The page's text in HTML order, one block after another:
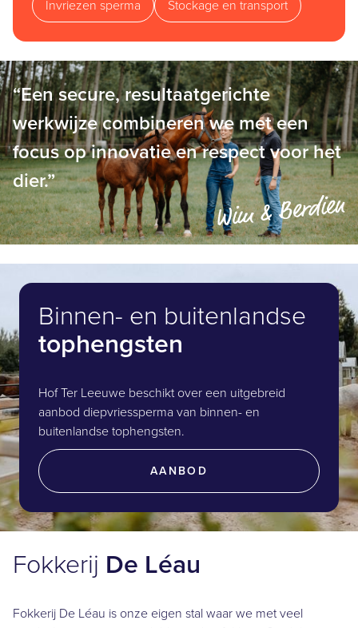
Invriezen sperma
Stockage en transport
“Een secure, resultaatgerichte
werkwijze combineren we met een
focus op innovatie en respect voor het
dier.”
Binnen- en buitenlandse
tophengsten
Hof Ter Leeuwe beschikt over een uitgebreid
aanbod diepvriessperma van binnen- en
buitenlandse tophengsten.
AANBOD
Fokkerij De Léau
Fokkerij De Léau is onze eigen stal waar we met veel